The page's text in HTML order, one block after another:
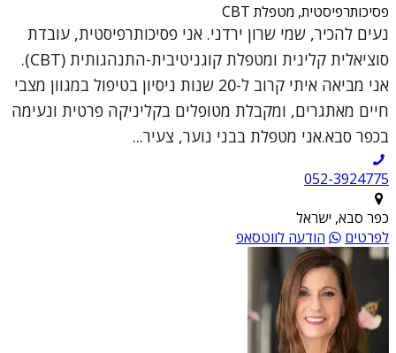
פסיכותרפיסטית, מטפלת CBT
נעים להכיר, שמי שרון ירדני. אני פסיכותרפיסטית, עובדת
סוציאלית קלינית ומטפלת קוגניטיבית-התנהגותית (CBT).
אני מביאה איתי קרוב ל-20 שנות ניסיון בטיפול במגוון מצבי
חיים מאתגרים, ומקבלת מטופלים בקליניקה פרטית ונעימה
בכפר סבא.אני מטפלת בבני נוער, צעיר...
052-3924775
כפר סבא, ישראל
לפרטים
הודעה לווטסאפ